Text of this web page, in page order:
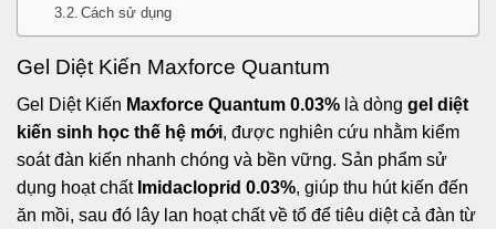
Cách sử dụng
Gel Diệt Kiến Maxforce Quantum
Gel Diệt Kiến Maxforce Quantum 0.03% là dòng gel diệt
kiến sinh học thế hệ mới, được nghiên cứu nhằm kiểm
soát đàn kiến nhanh chóng và bền vững. Sản phẩm sử
dụng hoạt chất Imidacloprid 0.03%, giúp thu hút kiến đến
ăn mồi, sau đó lây lan hoạt chất về tổ để tiêu diệt cả đàn từ